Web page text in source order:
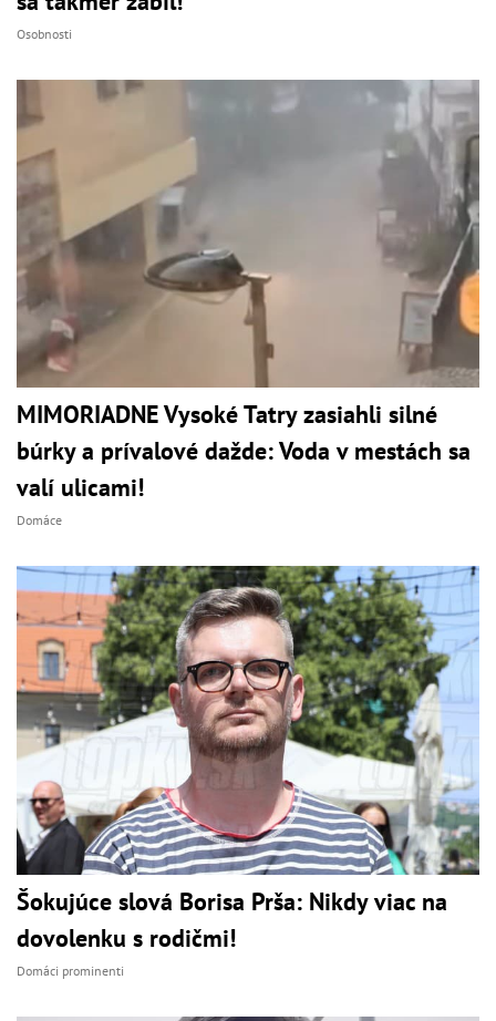
Osobnosti
MIMORIADNE Vysoké Tatry zasiahli silné
búrky a prívalové dažde: Voda v mestách sa
valí ulicami!
Domáce
Šokujúce slová Borisa Prša: Nikdy viac na
dovolenku s rodičmi!
Domáci prominenti